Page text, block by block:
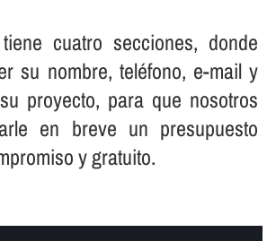
cuatro secciones, donde
su nombre, teléfono, e-mail y
proyecto, para que nosotros
en breve un presupuesto
y gratuito.